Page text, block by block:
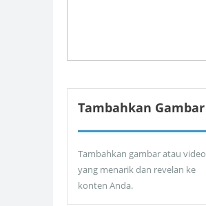
Tambahkan Gambar
Tambahkan gambar atau video
yang menarik dan revelan ke
konten Anda.